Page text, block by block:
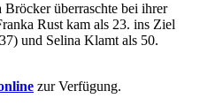
überraschte bei ihrer
Rust kam als 23. ins Ziel
und Selina Klamt als 50.
zur Verfügung.